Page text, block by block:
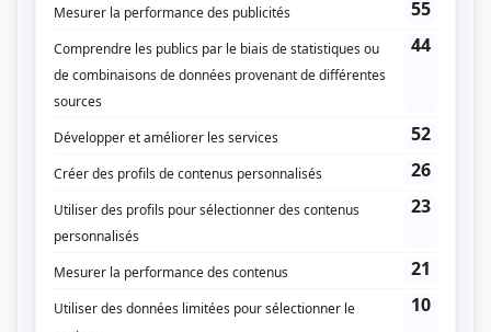
Productions Déferlantes
Québecor Contenu
Illico+
Dates de diffusion
Depuis le 25 septembre 2025